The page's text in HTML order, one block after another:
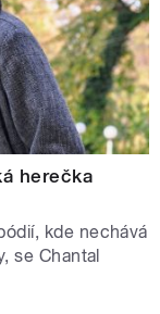
herečka
kde nechává
se Chantal